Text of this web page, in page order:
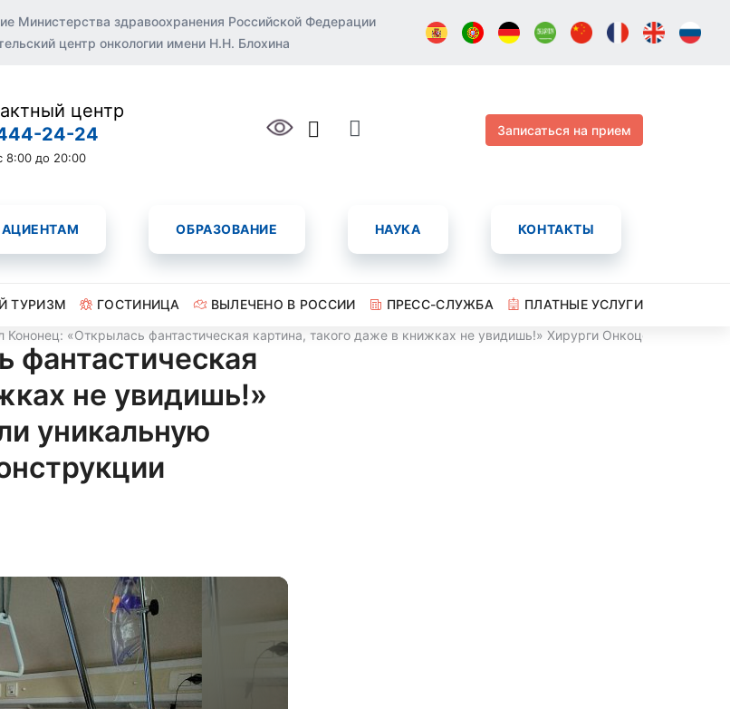
Министерства здравоохранения Российской Федерации
центр онкологии имени Н.Н. Блохина
центр
24-24
8:00 до 20:00
Записаться на прием
ОБРАЗОВАНИЕ НАУКА КОНТАКТЫ
ТУРИЗМ ГОСТИНИЦА ВЫЛЕЧЕНО В РОССИИ ПРЕСС-СЛУЖБА
ПЛАТНЫЕ УСЛУГИ
Кононец: «Открылась фантастическая картина, такого даже в книжках не увидишь!» Хирурги Онкоцентра
фантастическая
не увидишь!»
уникальную